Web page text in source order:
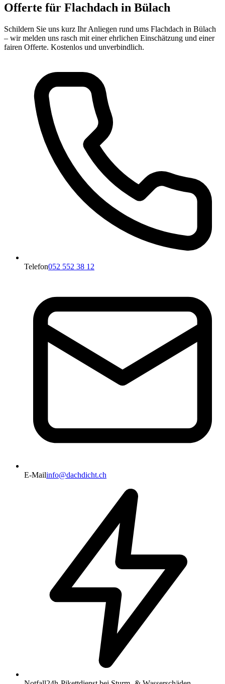
Offerte für Flachdach in Bülach
Schildern Sie uns kurz Ihr Anliegen rund ums Flachdach in Bülach
– wir melden uns rasch mit einer ehrlichen Einschätzung und einer
fairen Offerte. Kostenlos und unverbindlich.
Telefon052 552 38 12
E-Mailinfo@dachdicht.ch